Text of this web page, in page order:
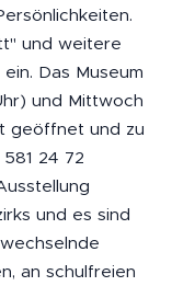
und weitere
Das Museum
und Mittwoch
geöffnet und zu
24 72
und es sind
an schulfreien